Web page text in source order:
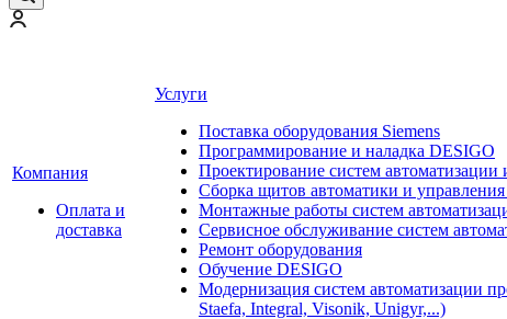
Компания
Оплата и
доставка
Услуги
Поставка оборудования Siemens
Программирование и наладка DESIGO
Проектирование систем автоматизации
Сборка щитов автоматики и управления
Монтажные работы систем
Сервисное обслуживание систем
Ремонт оборудования
Обучение DESIGO
Модернизация систем автоматизации
Staefa, Integral, Visonik, Unigyr,...)